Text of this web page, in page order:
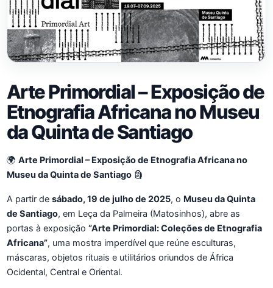
Arte Primordial – Exposição de
Etnografia Africana no Museu
da Quinta de Santiago
🌍 Arte Primordial – Exposição de Etnografia Africana no
Museu da Quinta de Santiago 🗿
A partir de sábado, 19 de julho de 2025, o Museu da Quinta
de Santiago, em Leça da Palmeira (Matosinhos), abre as
portas à exposição “Arte Primordial: Coleções de Etnografia
Africana”, uma mostra imperdível que reúne esculturas,
máscaras, objetos rituais e utilitários oriundos de África
Ocidental, Central e Oriental.